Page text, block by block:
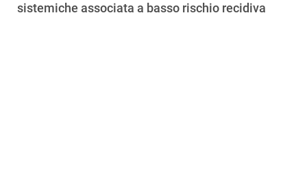
sistemiche associata a basso rischio recidiva